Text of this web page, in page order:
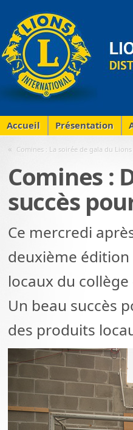
Accueil Présentation
« Comines : La soirée de gala du
Comines :
succès
Ce mercredi
deuxième édition
locaux du collège
Un beau succès
des produits